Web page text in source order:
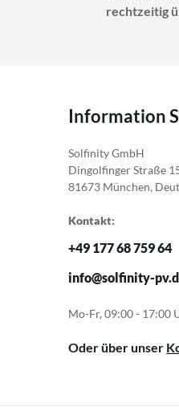
rechtzeitig
Information
Solfinity GmbH
Dingolfinger Straße
81673 München,
Kontakt:
+49 177 68 759 64
info@solfinity-
Mo-Fr, 09:00 - 17:00
Oder über unser